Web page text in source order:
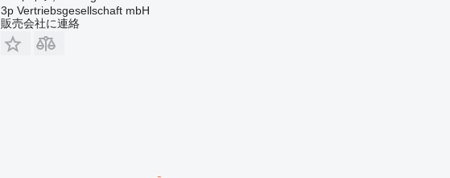
3p Vertriebsgesellschaft mbH
販売会社に連絡